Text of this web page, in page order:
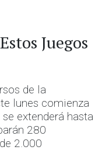
Juegos
de la
lunes comienza
extenderá hasta
280
2.000